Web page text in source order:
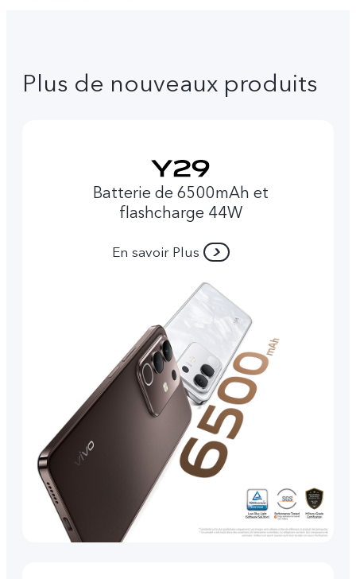
Plus de nouveaux produits
Batterie de 6500mAh et
flashcharge 44W
En savoir Plus